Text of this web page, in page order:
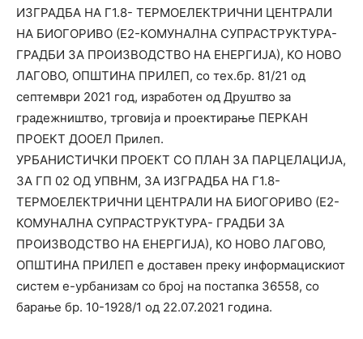
ИЗГРАДБА НА Г1.8- ТЕРМОЕЛЕКТРИЧНИ ЦЕНТРАЛИ
НА БИОГОРИВО (Е2-КОМУНАЛНА СУПРАСТРУКТУРА-
ГРАДБИ ЗА ПРОИЗВОДСТВО НА ЕНЕРГИЈА), КО НОВО
ЛАГОВО, ОПШТИНА ПРИЛЕП, со тех.бр. 81/21 од
септември 2021 год, изработен од Друштво за
градежништво, трговија и проектирање ПЕРКАН
ПРОЕКТ ДООЕЛ Прилеп.
УРБАНИСТИЧКИ ПРОЕКТ СО ПЛАН ЗА ПАРЦЕЛАЦИЈА,
ЗА ГП 02 ОД УПВНМ, ЗА ИЗГРАДБА НА Г1.8-
ТЕРМОЕЛЕКТРИЧНИ ЦЕНТРАЛИ НА БИОГОРИВО (Е2-
КОМУНАЛНА СУПРАСТРУКТУРА- ГРАДБИ ЗА
ПРОИЗВОДСТВО НА ЕНЕРГИЈА), КО НОВО ЛАГОВО,
ОПШТИНА ПРИЛЕП е доставен преку информацискиот
систем е-урбанизам со број на постапка 36558, со
барање бр. 10-1928/1 од 22.07.2021 година.